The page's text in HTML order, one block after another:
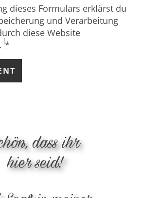
dieses Formulars erklärst du
und Verarbeitung
diese Website
*